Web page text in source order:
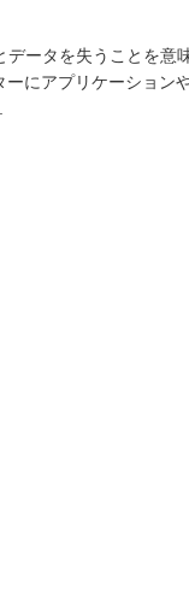
データを失うことを意
ーにアプリケーション